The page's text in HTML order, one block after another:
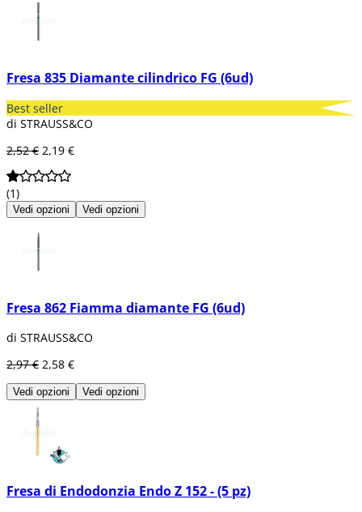
Fresa 835 Diamante cilindrico FG (6ud)
Best seller
di STRAUSS&CO
2,52 € 2,19 €
(1)
Vedi opzioni Vedi opzioni
Fresa 862 Fiamma diamante FG (6ud)
di STRAUSS&CO
2,97 € 2,58 €
Vedi opzioni Vedi opzioni
Fresa di Endodonzia Endo Z 152 - (5 pz)